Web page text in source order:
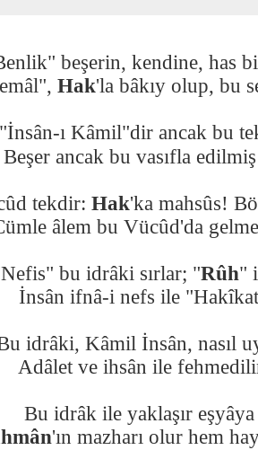
beşerin, kendine, has
Hak'la bâkıy olup, bu
"İnsân-ı Kâmil"dir ancak bu
Beşer ancak bu vasıfla
tekdir: Hak'ka mahsûs!
âlem bu Vücûd'da
bu idrâki sırlar; "Rûh"
İnsân ifnâ-i nefs ile
idrâki, Kâmil İnsân, nasıl
Adâlet ve ihsân ile
Bu idrâk ile yaklaşır eşyâya
'ın mazharı olur hem